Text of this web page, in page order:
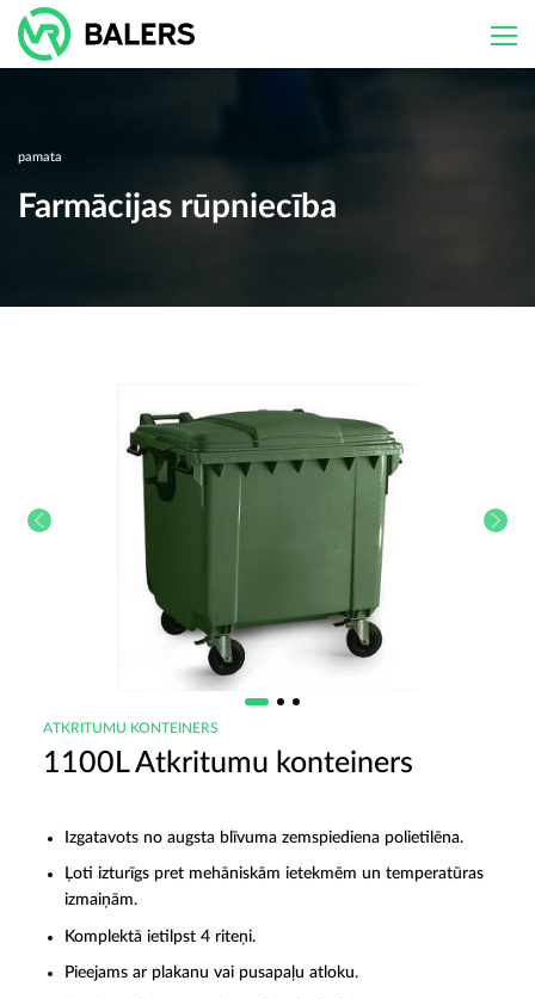
Skip
content
pamata
Farmācijas rūpniecība
ATKRITUMU KONTEINERS
1100L Atkritumu konteiners
Izgatavots no augsta blīvuma zemspiediena polietilēna.
Ļoti izturīgs pret mehāniskām ietekmēm un temperatūras
izmaiņām.
Komplektā ietilpst 4 riteņi.
Pieejams ar plakanu vai pusapaļu atloku.